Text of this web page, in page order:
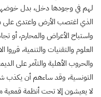
لهم في وجودها دخل، بدل
الذي اغتصب الأرض واعتدى على
واستباح الأعراض والمحارم، أو
العلوم والتقنيات والتنمية، قرروا
والحروب الأهلية والتآمر على
التونسية، وقد ساءهم أن يكذب
لا يعيشون إلا تحت أنظمة